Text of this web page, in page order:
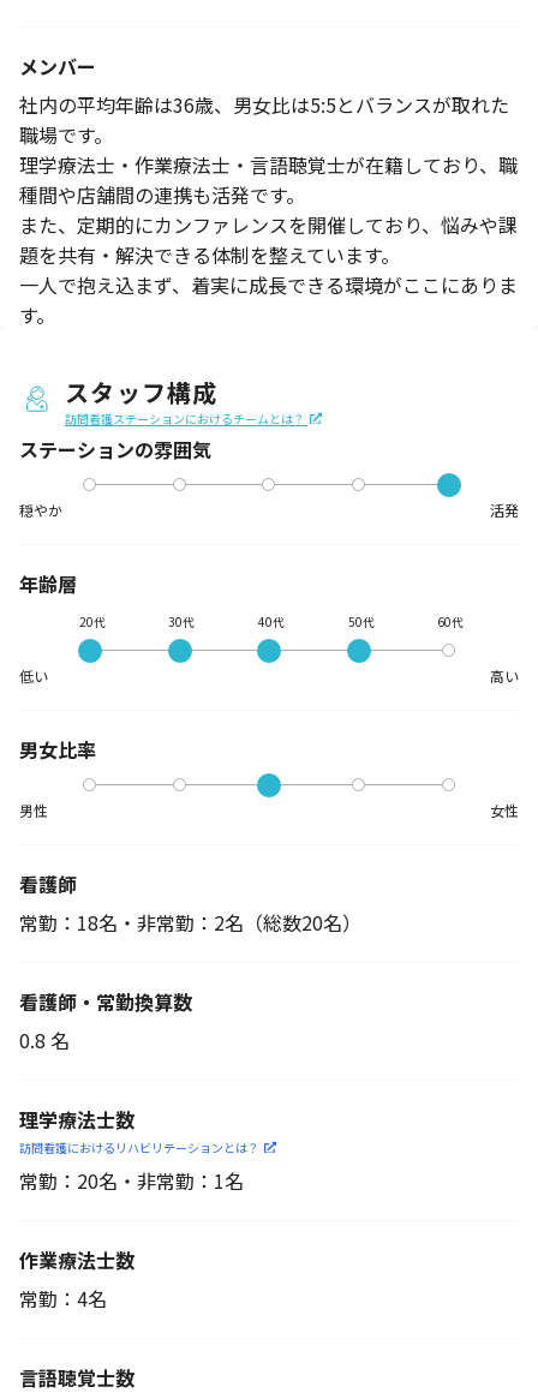
メンバー
社内の平均年齢は36歳、男女比は5:5とバランスが取れた
職場です。
理学療法士・作業療法士・言語聴覚士が在籍しており、職
種間や店舗間の連携も活発です。
また、定期的にカンファレンスを開催しており、悩みや課
題を共有・解決できる体制を整えています。
一人で抱え込まず、着実に成長できる環境がここにありま
す。
スタッフ構成
訪問看護ステーションにおけるチームとは？
ステーションの雰囲気
穏やか 活発
年齢層
低い
20代 30代 40代 50代 60代
高い
男女比率
男性 女性
看護師
常勤：18名・非常勤：2名 （総数20名）
看護師・常勤換算数
0.8 名
理学療法士数
訪問看護におけるリハビリ テーションとは？
常勤：20名・非常勤：1名
作業療法士数
常勤：4名
言語聴覚士数